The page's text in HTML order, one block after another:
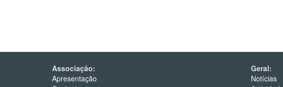
Associação:
Apresentação
Geral:
Notícias